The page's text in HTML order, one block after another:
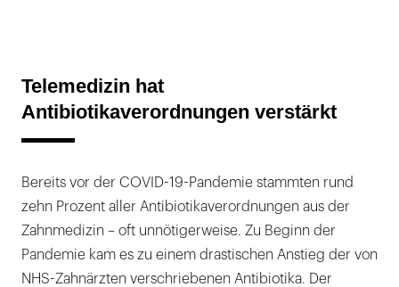
Telemedizin hat
Antibiotikaverordnungen verstärkt
Bereits vor der COVID-19-Pandemie stammten rund
zehn Prozent aller Antibiotikaverordnungen aus der
Zahnmedizin – oft unnötigerweise. Zu Beginn der
Pandemie kam es zu einem drastischen Anstieg der von
NHS-Zahnärzten verschriebenen Antibiotika. Der